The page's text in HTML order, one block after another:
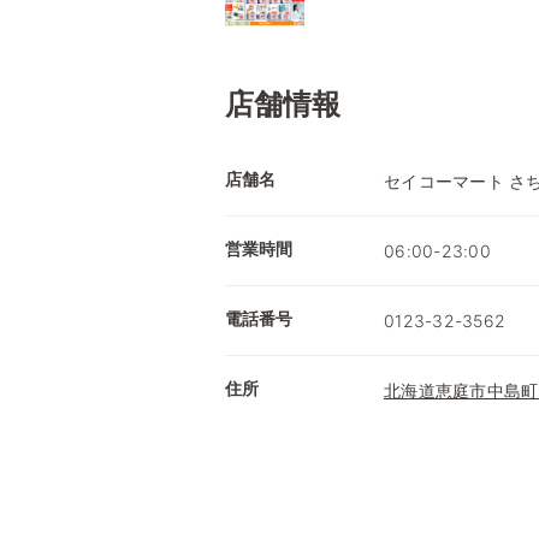
店舗情報
店舗名 セイコーマート さ
営業時間 06:00-23:00
電話番号 0123-32-3562
住所 北海道恵庭市中島